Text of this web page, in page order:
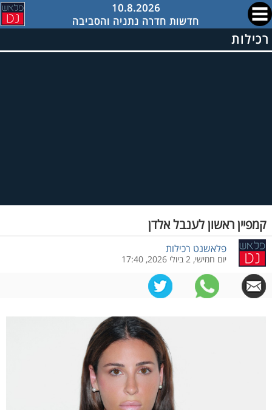
10.8.2026
חדשות חדרה נתניה והסביבה
רכילות
קמפיין ראשון לענבל אלדן
פלאשנט רכילות
יום חמישי, 2 ביולי 2026, 17:40